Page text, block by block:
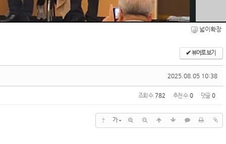
넓이확장
✔뷰어로 보기
2025.08.05 10:38
조회 수 782 추천 수 0 댓글 0
? 가